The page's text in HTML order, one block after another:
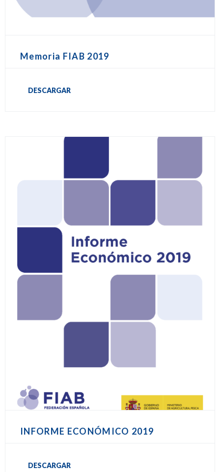
Memoria FIAB 2019
DESCARGAR
INFORME ECONÓMICO 2019
DESCARGAR